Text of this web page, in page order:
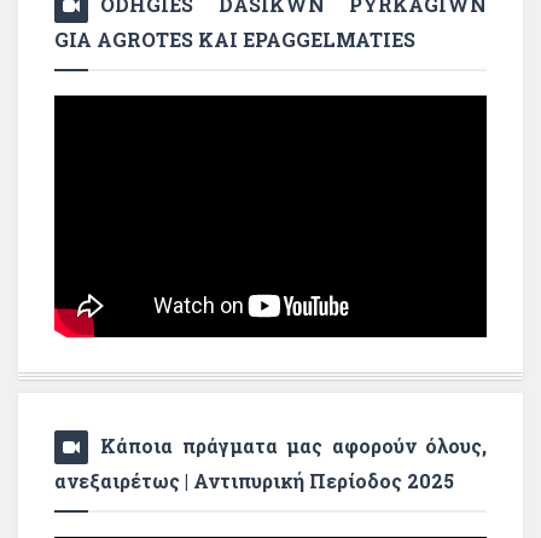
GIA AGROTES KAI EPAGGELMATIES
Κάποια πράγματα μας αφορούν όλους,
ανεξαιρέτως | Αντιπυρική Περίοδος 2025